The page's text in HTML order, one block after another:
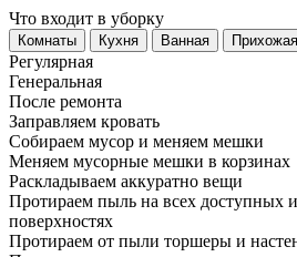
Что входит в уборку
Регу­лярная
Гене­ральная
После ремонта
Заправляем кровать
Собираем мусор и меняем мешки
Меняем мусорные мешки в корзинах
Раскладываем аккуратно вещи
Протираем пыль на всех доступных
поверхностях
Протираем от пыли торшеры и